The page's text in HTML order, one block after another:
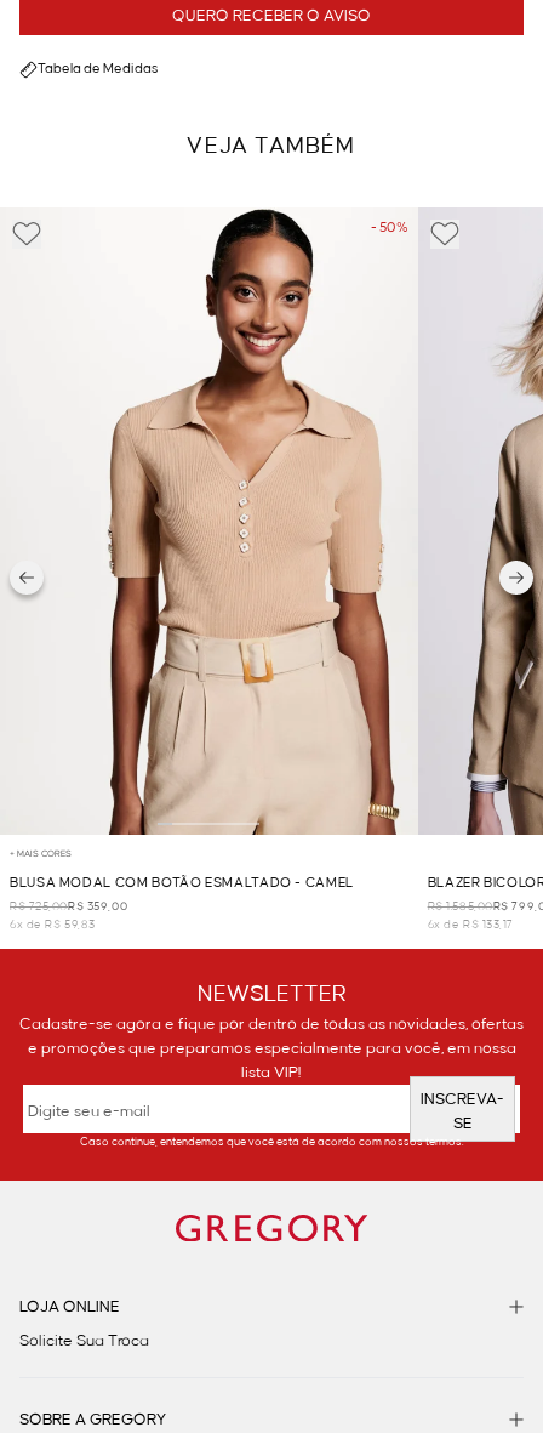
QUERO RECEBER O AVISO
Tabela de Medidas
VEJA TAMBÉM
- 50%
+ MAIS CORES
BLUSA MODAL COM BOTÃO ESMALTADO - CAMEL
R$ 725,00R$ 359,00
6x de R$ 59,83
BLAZER
R$ 1.585,00R$
6x de R$ 133,17
NEWSLETTER
Cadastre-se agora e fique por dentro de todas as novidades, ofertas
e promoções que preparamos especialmente para você, em nossa
lista VIP!
INSCREVA-
SE
Caso continue, entendemos que você está de acordo com nossos termos.
LOJA ONLINE
Solicite Sua Troca
SOBRE A GREGORY